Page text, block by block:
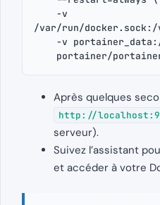
/var/run/
-v
portainer/
Après quelques
http://
serveur).
Suivez l’assistant
et accéder à votre